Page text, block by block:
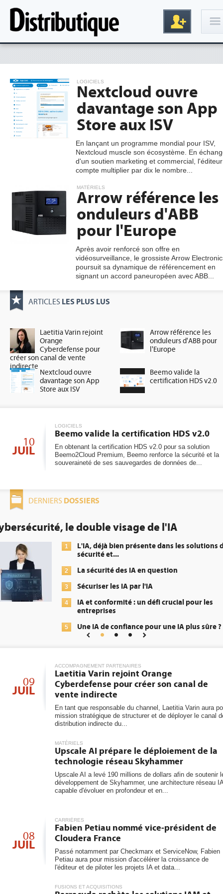
Inscription
gratuite
LOGICIELS
Nextcloud ouvre
davantage son App
Store aux ISV
En lançant un programme mondial pour ISV,
Nextcloud muscle son écosystème. En
d'un soutien marketing et commercial, l'éditeur
compte multiplier par dix le nombre...
MATÉRIELS
Arrow référence les
onduleurs d'ABB
pour l'Europe
Après avoir renforcé son offre en
vidéosurveillance, le grossiste Arrow
poursuit sa dynamique de référencement en
signant un accord paneuropéen avec ABB...
ARTICLES LES PLUS LUS
Laetitia Varin rejoint
Orange
Cyberdefense pour
créer son canal de vente
indirecte
Arrow référence les
onduleurs d'ABB pour
l'Europe
Nextcloud ouvre
davantage son App
Store aux ISV
Beemo valide la
certification HDS v2.0
10
JUIL
LOGICIELS
Beemo valide la certification HDS v2.0
En obtenant la certification HDS v2.0 pour sa solution
Beemo2Cloud Premium, Beemo renforce la sécurité et la
souveraineté de ses sauvegardes de données de...
DERNIERS DOSSIERS
DEE: l'efficacité énergétique bientôt une
obligation pour les datacenters
1
Qu'est-ce que la DEE (directive
transformer...
3
Un outillage et des services déjà
répondre à...
4 Phocea DC dans les cordes pour
Trimestriels IBM : L'activité
les...
09
JUIL
ACCOMPAGNEMENT PARTENAIRES
Laetitia Varin rejoint Orange
Cyberdefense pour créer son canal de
vente indirecte
En tant que responsable du channel, Laetitia Varin aura
mission stratégique de structurer et de déployer le canal
distribution indirecte du...
MATÉRIELS
Upscale AI prépare le déploiement de la
technologie réseau Skyhammer
Upscale AI a levé 190 millions de dollars afin de soutenir
développement de Skyhammer, une architecture réseau IA
capable d'évoluer en profondeur et en...
08
JUIL
CARRIÈRES
Fabien Petiau nommé vice-président de
Cloudera France
Passé notamment par Checkmarx et ServiceNow, Fabien
Petiau aura pour mission d'accélérer la croissance de
l'éditeur et de piloter les projets IA et data...
FUSIONS ET ACQUISITIONS